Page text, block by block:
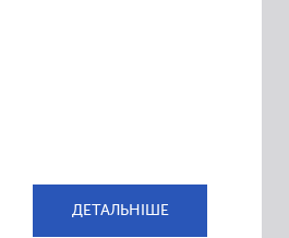
ДЕТАЛЬНІШЕ